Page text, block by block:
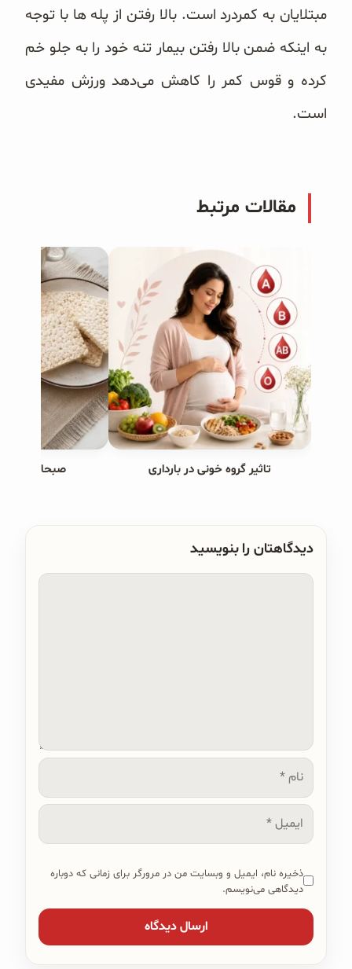
مبتلایان به کمردرد است. بالا رفتن از پله ها با توجه
به اینکه ضمن بالا رفتن بیمار تنه خود را به جلو خم
کرده و قوس کمر را کاهش می‌دهد ورزش مفیدی
است.
مقالات مرتبط
تاثیر گروه خونی در بارداری صبحانه های
دیدگاهتان را بنویسید
نام
ایمیل
ذخیره نام، ایمیل و وبسایت من در مرورگر برای زمانی که دوباره
دیدگاهی می‌نویسم.